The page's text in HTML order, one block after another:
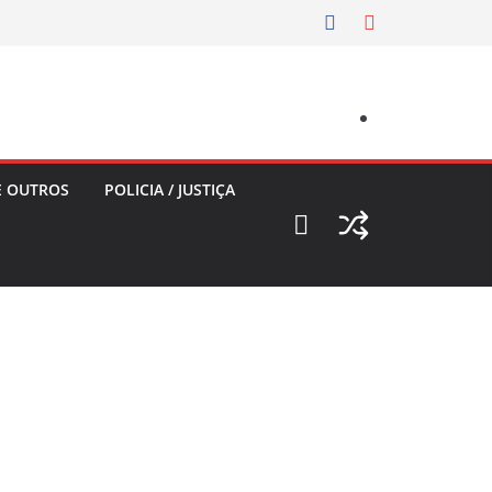
OUTROS POLICIA / JUSTIÇA